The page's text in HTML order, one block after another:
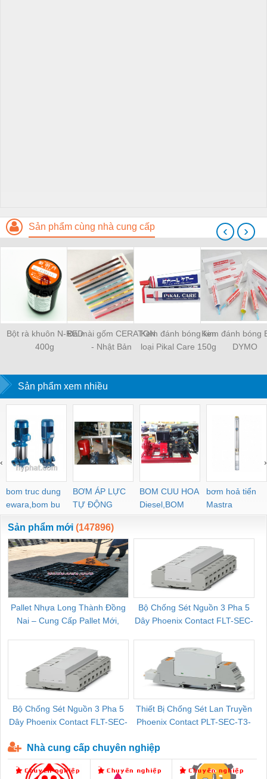
Sản phẩm cùng nhà cung cấp
Bột rà khuôn N-RED
400g
Đá mài gốm CERATON
- Nhật Bản
Kem đánh bóng kim
loại Pikal Care 150g
Kem đánh bóng
DYMO
‹ ›
Sản phẩm xem nhiều
bom truc dung
ewara,bom bu
ewara
BƠM ÁP LỰC
TỰ ĐỘNG
BOM CUU HOA
Diesel,BOM
CHUA CHAY
bơm hoả tiển
Mastra
‹ ›
Sản phẩm mới (147896)
Pallet Nhựa Long Thành Đồng
Nai – Cung Cấp Pallet Mới,
Bộ Chống Sét Nguồn 3 Pha 5
Dây Phoenix Contact FLT-SEC-
Bộ Chống Sét Nguồn 3 Pha 5
Dây Phoenix Contact FLT-SEC-
Thiết Bị Chống Sét Lan Truyền
Phoenix Contact PLT-SEC-T3-
Nhà cung cấp chuyên nghiệp